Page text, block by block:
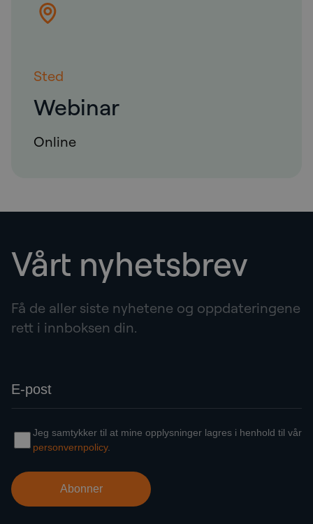
Sted
Webinar
Online
Vårt nyhetsbrev
Få de aller siste nyhetene og oppdateringene
rett i innboksen din.